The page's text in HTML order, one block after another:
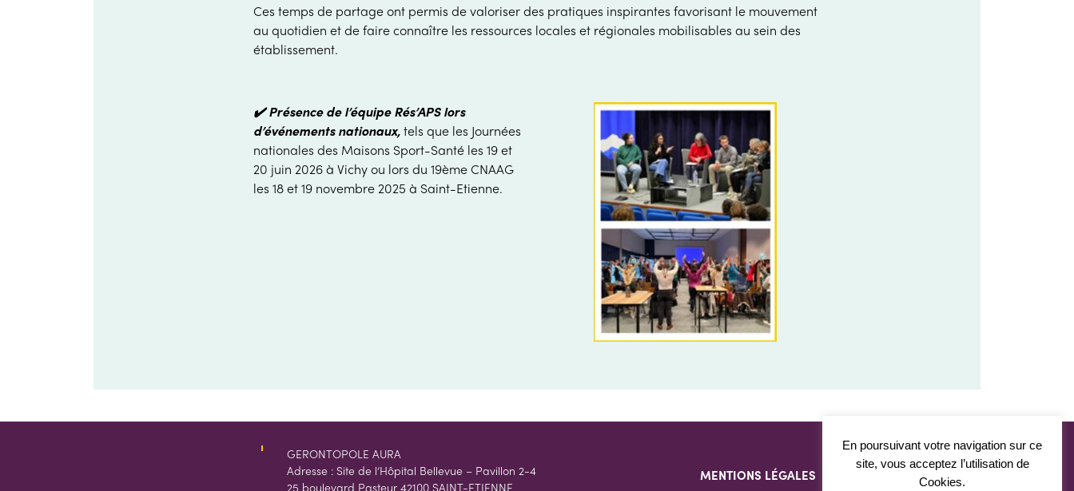
Ces temps de partage ont permis de valoriser des pratiques inspirantes favorisant le mouvement
au quotidien et de faire connaître les ressources locales et régionales mobilisables au sein des
établissement.
✔️ Présence de l’équipe Rés’APS lors
d’événements nationaux,tels que les Journées
nationales des Maisons Sport-Santé les 19 et
20 juin 2026 à Vichy ou lors du 19ème CNAAG
les 18 et 19 novembre 2025 à Saint-Etienne.
GERONTOPOLE AURA
Adresse : Site de l’Hôpital Bellevue – Pavillon 2-4
25 boulevard Pasteur 42100 SAINT-ETIENNE
MENTIONS LÉGALES DONNÉES PERSONNELLES
En poursuivant votre navigation sur ce
site, vous acceptez l’utilisation de
Cookies.